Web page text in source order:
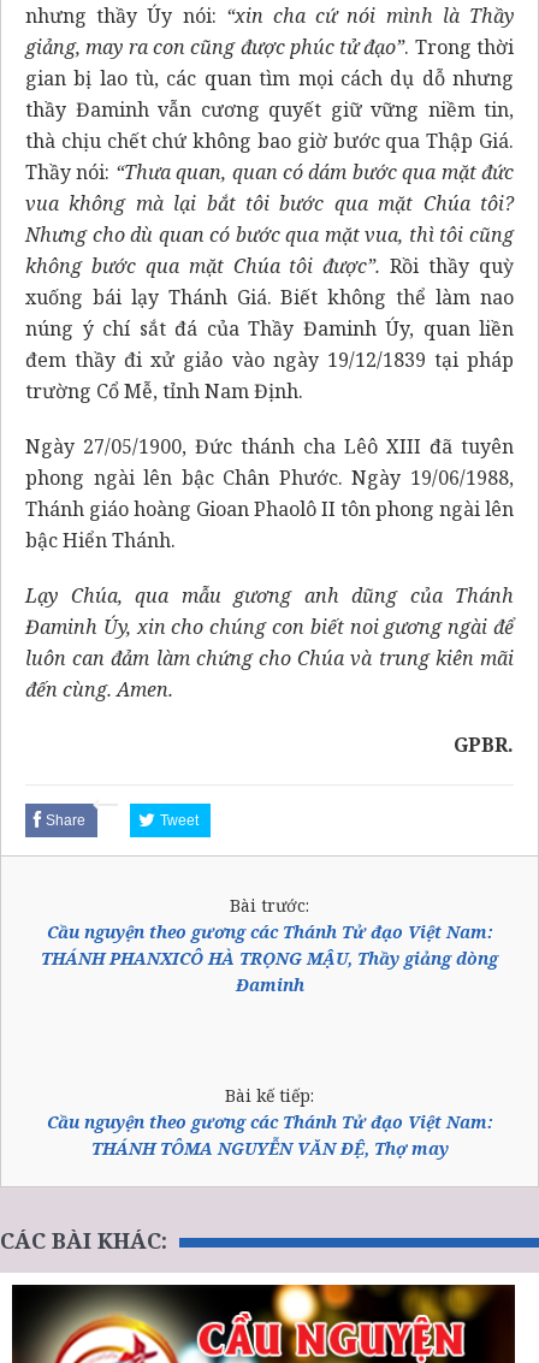
nhưng thầy Úy nói: “xin cha cứ nói mình là Thầy
giảng, may ra con cũng được phúc tử đạo”. Trong thời
gian bị lao tù, các quan tìm mọi cách dụ dỗ nhưng
thầy Đaminh vẫn cương quyết giữ vững niềm tin,
thà chịu chết chứ không bao giờ bước qua Thập Giá.
Thầy nói: “Thưa quan, quan có dám bước qua mặt đức
vua không mà lại bắt tôi bước qua mặt Chúa tôi?
Nhưng cho dù quan có bước qua mặt vua, thì tôi cũng
không bước qua mặt Chúa tôi được”. Rồi thầy quỳ
xuống bái lạy Thánh Giá. Biết không thể làm nao
núng ý chí sắt đá của Thầy Đaminh Úy, quan liền
đem thầy đi xử giảo vào ngày 19/12/1839 tại pháp
trường Cổ Mễ, tỉnh Nam Định.
Ngày 27/05/1900, Đức thánh cha Lêô XIII đã tuyên
phong ngài lên bậc Chân Phước. Ngày 19/06/1988,
Thánh giáo hoàng Gioan Phaolô II tôn phong ngài lên
bậc Hiển Thánh.
Lạy Chúa, qua mẫu gương anh dũng của Thánh
Đaminh Úy, xin cho chúng con biết noi gương ngài để
luôn can đảm làm chứng cho Chúa và trung kiên mãi
đến cùng.Amen.
GPBR.
Share Tweet
Bài trước:
Cầu nguyện theo gương các Thánh Tử đạo Việt Nam:
THÁNH PHANXICÔ HÀ TRỌNG MẬU, Thầy giảng dòng
Đaminh
Bài kế tiếp:
Cầu nguyện theo gương các Thánh Tử đạo Việt Nam:
THÁNH TÔMA NGUYỄN VĂN ĐỆ, Thợ may
CÁC BÀI KHÁC: